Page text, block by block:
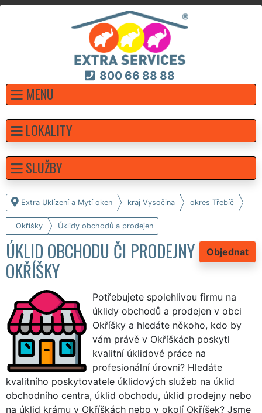
800 66 88 88
MENU
Extra Uklízení a Mytí oken kraj Vysočina okres Třebíč
Okříšky Úklidy obchodů a prodejen
Objednat
ÚKLID OBCHODU ČI PRODEJNY
OKŘÍŠKY
Potřebujete spolehlivou firmu na
úklidy obchodů a prodejen v obci
Okříšky a hledáte někoho, kdo by
vám právě v Okříškách poskytl
kvalitní úklidové práce na
profesionální úrovni? Hledáte
kvalitního poskytovatele úklidových služeb na úklid
obchodního centra, úklid obchodu, úklid prodejny nebo
na úklid krámu v Okříškách nebo v okolí Okříšek? Jsme
LOKALITY
SLUŽBY